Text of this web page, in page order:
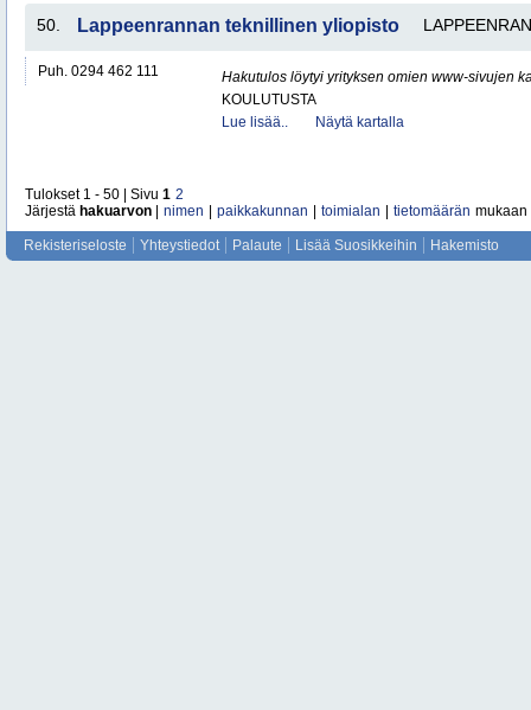
50. Lappeenrannan teknillinen yliopisto
Puh. 0294 462 111
Hakutulos löytyi yrityksen omien www-sivujen
KOULUTUSTA
Lue lisää..
Näytä kartalla
Tulokset 1 - 50 | Sivu 1 2
Järjestä hakuarvon nimen paikkakunnan toimialan tietomäärän mukaan
Rekisteriseloste Yhteystiedot Palaute Lisää Suosikkeihin Hakemisto